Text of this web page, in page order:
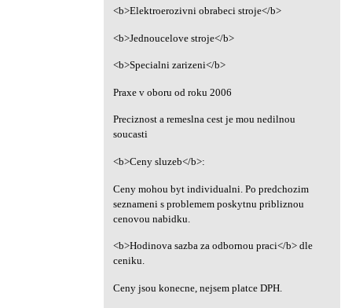
<b>Elektroerozivni obrabeci stroje</b>
<b>Jednoucelove stroje</b>
<b>Specialni zarizeni</b>
Praxe v oboru od roku 2006
Preciznost a remeslna cest je mou nedilnou
soucasti
<b>Ceny sluzeb</b>:
Ceny mohou byt individualni. Po predchozim
seznameni s problemem poskytnu pribliznou
cenovou nabidku.
<b>Hodinova sazba za odbornou praci</b> dle
ceniku.
Ceny jsou konecne, nejsem platce DPH.